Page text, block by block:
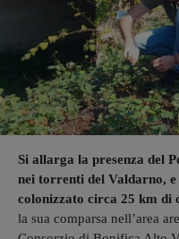
Si allarga la presenza del
nei torrenti del Valdarno,
colonizzato circa 25 km di
la sua comparsa nell’area